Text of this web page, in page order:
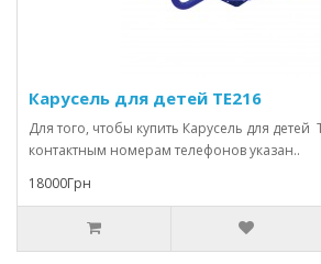
Карусель для детей TE216
Для того, чтобы купить Карусель для детей
контактным номерам телефонов указан..
18000Грн